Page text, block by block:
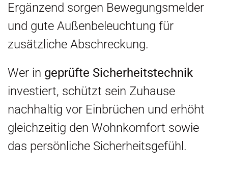
Ergänzend sorgen Bewegungsmelder
und gute Außenbeleuchtung für
zusätzliche Abschreckung.
Wer in geprüfte Sicherheitstechnik
investiert, schützt sein Zuhause
nachhaltig vor Einbrüchen und erhöht
gleichzeitig den Wohnkomfort sowie
das persönliche Sicherheitsgefühl.